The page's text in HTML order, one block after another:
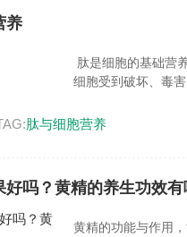
养
肽是细胞的基础营
细胞受到破坏、毒
肽与细胞营养
好吗？黄精的养生功效
黄精的功能与作用